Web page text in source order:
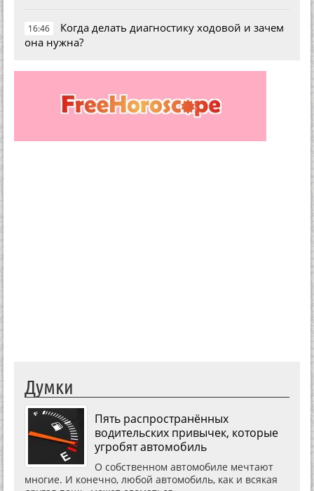
16:46
Когда делать диагностику ходовой и зачем
она нужна?
Думки
Пять распространённых
водительских привычек, которые
угробят автомобиль
О собственном автомобиле мечтают
многие. И конечно, любой автомобиль, как и всякая